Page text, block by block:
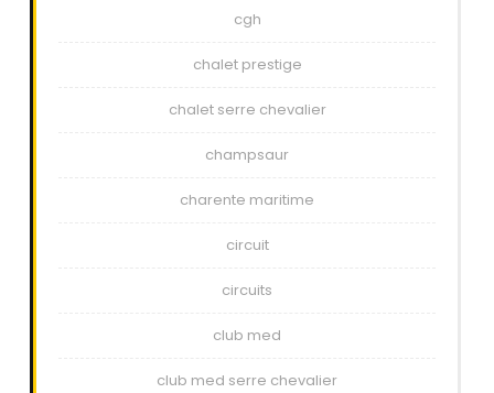
cgh
chalet prestige
chalet serre chevalier
champsaur
charente maritime
circuit
circuits
club med
club med serre chevalier